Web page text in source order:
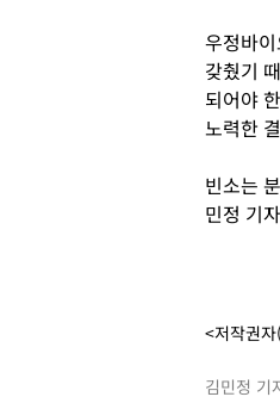
우정바
갖췄기
되어야
노력한
빈소는
민정 기자
<저작권
김민정 기